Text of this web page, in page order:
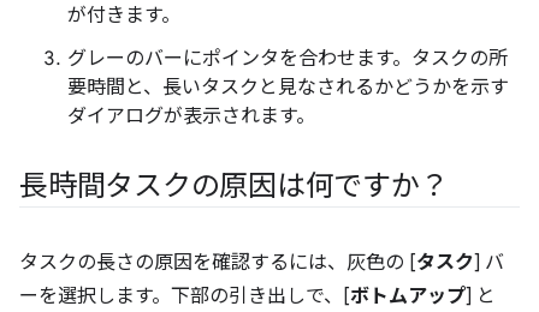
が付きます。
グレーのバーにポインタを合わせます。タスクの所
要時間と、長いタスクと見なされるかどうかを示す
ダイアログが表示されます。
長時間タスクの原因は何ですか？
タスクの長さの原因を確認するには、灰色の [タスク] バ
ーを選択します。下部の引き出しで、[ボトムアップ] と